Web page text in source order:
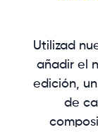
Utilizad
añadir el
edición,
de